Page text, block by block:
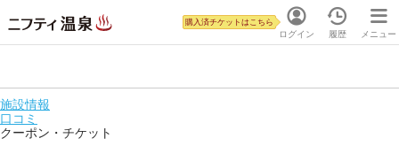
ログイン
購入済チケットはこちら
履歴 メニュー
施設情報
口コミ
クーポン・チケット